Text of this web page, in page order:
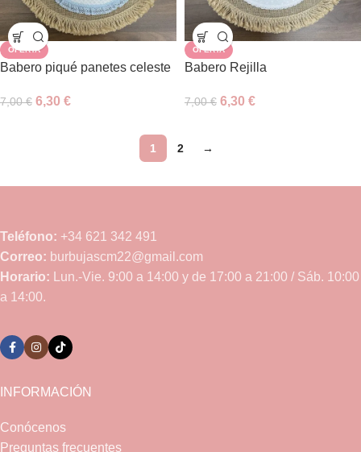
OFERTA
Babero piqué panetes celeste
7,00€ 6,30 €
OFERTA
Babero Rejilla
7,00€ 6,30 €
1 2 →
Teléfono: +34 621 342 491
Correo: burbujascm22@gmail.com
Horario: Lun.-Vie. 9:00 a 14:00 y de 17:00 a 21:00 / Sáb. 10:00
a 14:00.
INFORMACIÓN
Conócenos
Preguntas frecuentes